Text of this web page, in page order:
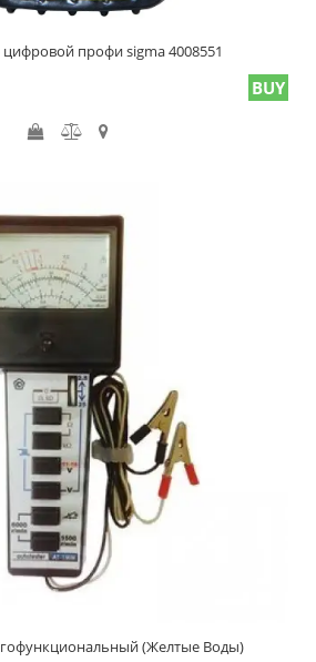
профи sigma 4008551
BUY
(Желтые Воды)